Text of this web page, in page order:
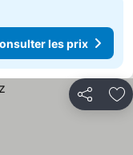
les prix
Partager